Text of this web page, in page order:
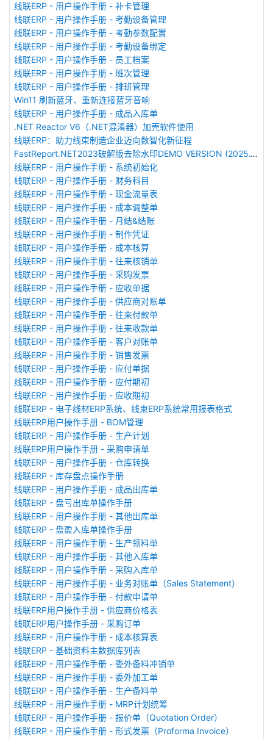
线联ERP - 用户操作手册 - 补卡管理
线联ERP - 用户操作手册 - 考勤设备管理
线联ERP - 用户操作手册 - 考勤参数配置
线联ERP - 用户操作手册 - 考勤设备绑定
线联ERP - 用户操作手册 - 员工档案
线联ERP - 用户操作手册 - 班次管理
线联ERP - 用户操作手册 - 排班管理
Win11 刷新蓝牙、重新连接蓝牙音响
线联ERP - 用户操作手册 - 成品入库单
.NET Reactor V6（.NET混淆器）加壳软件使用
线联ERP：助力线束制造企业迈向数智化新征程
FastReport.NET2023破解版去除水印DEMO VERSION (2025.1.14/2023.2.18版本)
线联ERP - 用户操作手册 - 系统初始化
线联ERP - 用户操作手册 - 财务科目
线联ERP - 用户操作手册 - 现金流量表
线联ERP - 用户操作手册 - 成本调整单
线联ERP - 用户操作手册 - 月结&结账
线联ERP - 用户操作手册 - 制作凭证
线联ERP - 用户操作手册 - 成本核算
线联ERP - 用户操作手册 - 往来核销单
线联ERP - 用户操作手册 - 采购发票
线联ERP - 用户操作手册 - 应收单据
线联ERP - 用户操作手册 - 供应商对账单
线联ERP - 用户操作手册 - 往来付款单
线联ERP - 用户操作手册 - 往来收款单
线联ERP - 用户操作手册 - 客户对账单
线联ERP - 用户操作手册 - 销售发票
线联ERP - 用户操作手册 - 应付单据
线联ERP - 用户操作手册 - 应付期初
线联ERP - 用户操作手册 - 应收期初
线联ERP - 电子线材ERP系统、线束ERP系统常用报表格式
线联ERP用户操作手册 - BOM管理
线联ERP - 用户操作手册 - 生产计划
线联ERP用户操作手册 - 采购申请单
线联ERP - 用户操作手册 - 仓库转换
线联ERP - 库存盘点操作手册
线联ERP - 用户操作手册 - 成品出库单
线联ERP - 盘亏出库单操作手册
线联ERP - 用户操作手册 - 其他出库单
线联ERP - 盘盈入库单操作手册
线联ERP - 用户操作手册 - 生产领料单
线联ERP - 用户操作手册 - 其他入库单
线联ERP - 用户操作手册 - 采购入库单
线联ERP - 用户操作手册 - 业务对账单（Sales Statement）
线联ERP - 用户操作手册 - 付款申请单
线联ERP用户操作手册 - 供应商价格表
线联ERP用户操作手册 - 采购订单
线联ERP - 用户操作手册 - 成本核算表
线联ERP - 基础资料主数据库列表
线联ERP - 用户操作手册 - 委外备料冲销单
线联ERP - 用户操作手册 - 委外加工单
线联ERP - 用户操作手册 - 生产备料单
线联ERP - 用户操作手册 - MRP计划统筹
线联ERP - 用户操作手册 - 报价单（Quotation Order）
线联ERP - 用户操作手册 - 形式发票（Proforma Invoice）